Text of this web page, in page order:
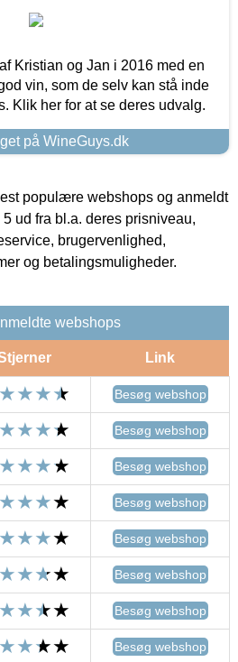
Kristian og Jan i 2016 med en
vin, som de selv kan stå inde
Klik her for at se deres udvalg.
på WineGuys.dk
populære webshops og anmeldt
ud fra bl.a. deres prisniveau,
brugervenlighed,
og betalingsmuligheder.
webshops
Link
Besøg webshop
Besøg webshop
Besøg webshop
Besøg webshop
Besøg webshop
Besøg webshop
Besøg webshop
Besøg webshop